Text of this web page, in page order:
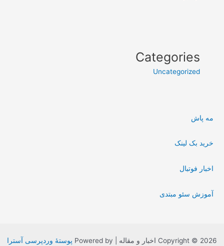
Categories
Uncategorized
مه پاش
خرید بک لینک
اخبار فوتبال
آموزش سئو مبتدی
Copyright © 2026 اخبار و مقاله | Powered by پوستهٔ وردپرسی آسترا